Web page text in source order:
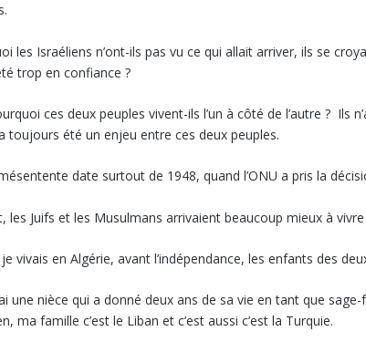
les Israéliens n’ont-ils pas vu ce qui allait arriver, ils se
trop en confiance ?
ces deux peuples vivent-ils l’un à côté de l’autre ? Ils
toujours été un enjeu entre ces deux peuples.
date surtout de 1948, quand l’ONU a pris la
les Juifs et les Musulmans arrivaient beaucoup mieux à
vivais en Algérie, avant l’indépendance, les enfants des
une nièce qui a donné deux ans de sa vie en tant que
ma famille c’est le Liban et c’est aussi c’est la Turquie.